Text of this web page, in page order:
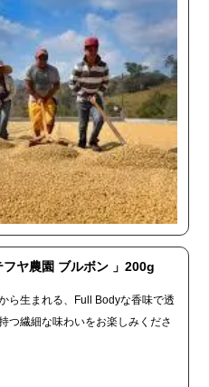
ヤ農園 ブルボン 」200g
ら生まれる、Full Bodyな香味で透
つ繊細な味わいをお楽しみくださ